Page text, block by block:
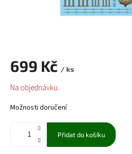
699 Kč / ks
Měrná
cena:
Na objednávku
Možnosti doručení
Přidat do košíku